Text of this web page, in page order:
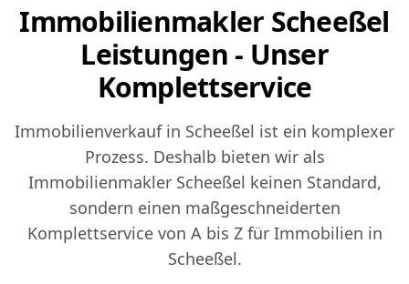
Immobilienmakler Scheeßel
Leistungen - Unser
Komplettservice
Immobilienverkauf in Scheeßel ist ein komplexer
Prozess. Deshalb bieten wir als
Immobilienmakler Scheeßel keinen Standard,
sondern einen maßgeschneiderten
Komplettservice von A bis Z für Immobilien in
Scheeßel.